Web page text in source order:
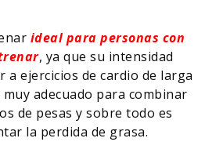
ideal para personas con
, ya que su intensidad
ejercicios de cardio de larga
adecuado para combinar
de pesas y sobre todo es
la perdida de grasa.